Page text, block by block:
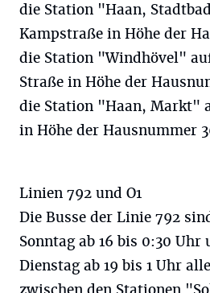
die Station "Haan,
Kampstraße in Höhe der
die Station "Windhövel"
Straße in Höhe der
die Station "Haan, Markt"
in Höhe der Hausnummer
Linien 792 und O1
Die Busse der Linie 792
Sonntag ab 16 bis 0:30 Uhr
Dienstag ab 19 bis 1 Uhr